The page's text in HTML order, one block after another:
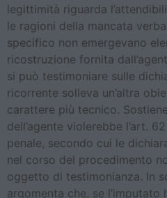
legittimità riguarda
le ragioni della mancata
specifico non emergevano
ricostruzione fornita
si può testimoniare sulle
ricorrente solleva un’altra
carattere più tecnico.
dell’agente violerebbe l’art.
penale, secondo cui le
nel corso del procedimento
oggetto di testimonianza. In
argomenta che, se